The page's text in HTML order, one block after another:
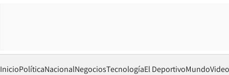
InicioPolíticaNacionalNegociosTecnologíaEl DeportivoMundo